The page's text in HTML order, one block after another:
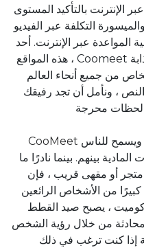
الإنترنت بالتأكيد المستوى
التكلفة عبر الفيديو
المواعدة عبر الإنترنت. أحد
هذه المواقع ، Coomeet هي خدمة مواعدة عبر الإنترنت جذابة
من جميع أنحاء العالم
، ونأمل أن تجد رفيقك
CooMeet
بينهم. بينما نادرًا ما
متجر أو مقهى قريب ، فإن
كبيرًا من الأشخاص الرائعين
كوميت ، يصبح صيد القطط
من خلال رؤية الشخص